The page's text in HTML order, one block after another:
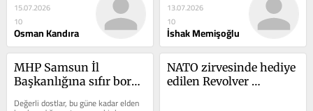
15.07.2026
10
Osman Kandıra
13.07.2026
10
İshak Memişoğlu
MHP Samsun İl
Başkanlığına sıfır borç
Değerli dostlar, bu güne kadar elden
NATO zirvesinde hediye
edilen Revolver